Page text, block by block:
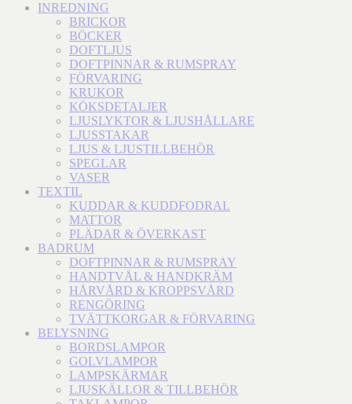
INREDNING
BRICKOR
BÖCKER
DOFTLJUS
DOFTPINNAR & RUMSPRAY
FÖRVARING
KRUKOR
KÖKSDETALJER
LJUSLYKTOR & LJUSHÅLLARE
LJUSSTAKAR
LJUS & LJUSTILLBEHÖR
SPEGLAR
VASER
TEXTIL
KUDDAR & KUDDFODRAL
MATTOR
PLÄDAR & ÖVERKAST
BADRUM
DOFTPINNAR & RUMSPRAY
HANDTVÅL & HANDKRÄM
HÅRVÅRD & KROPPSVÅRD
RENGÖRING
TVÄTTKORGAR & FÖRVARING
BELYSNING
BORDSLAMPOR
GOLVLAMPOR
LAMPSKÄRMAR
LJUSKÄLLOR & TILLBEHÖR